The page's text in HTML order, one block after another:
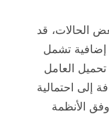
الحالات، قد
تشمل
تحميل العامل
إلى احتمالية
الأنظمة